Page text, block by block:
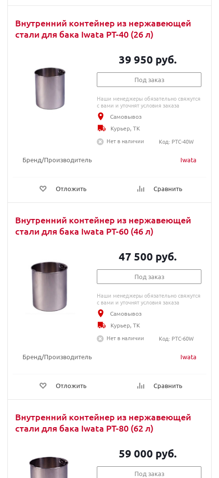
Внутренний контейнер из нержавеющей
стали для бака Iwata PT-40 (26 л)
Бренд/Производитель Iwata
Отложить Сравнить
39 950 руб.
Под заказ
Наши менеджеры обязательно свяжутся
с вами и уточнят условия заказа
Самовывоз
Курьер, ТК
Нет в наличии
Код: PTC-40W
Внутренний контейнер из нержавеющей
стали для бака Iwata PT-60 (46 л)
Бренд/Производитель Iwata
Отложить Сравнить
47 500 руб.
Под заказ
Наши менеджеры обязательно свяжутся
с вами и уточнят условия заказа
Самовывоз
Курьер, ТК
Нет в наличии
Код: PTC-60W
Внутренний контейнер из нержавеющей
стали для бака Iwata PT-80 (62 л)
59 000 руб.
Под заказ